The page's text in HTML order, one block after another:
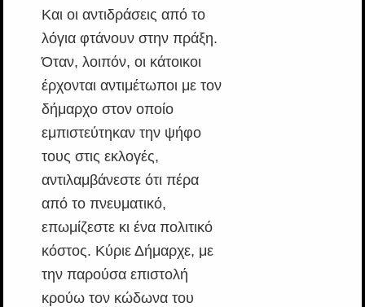
Και οι αντιδράσεις από το
λόγια φτάνουν στην πράξη.
Όταν, λοιπόν, οι κάτοικοι
έρχονται αντιμέτωποι με τον
δήμαρχο στον οποίο
εμπιστεύτηκαν την ψήφο
τους στις εκλογές,
αντιλαμβάνεστε ότι πέρα
από το πνευματικό,
επωμίζεστε κι ένα πολιτικό
κόστος. Κύριε Δήμαρχε, με
την παρούσα επιστολή
κρούω τον κώδωνα του